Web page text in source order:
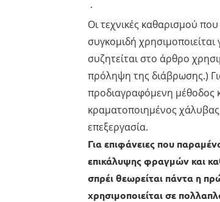
·
Οι τεχνικές καθαρισμού
συγκομιδή
συζητείται στο άρθρο
πρόληψη της διάβρωσης.)
προδιαγραφόμενη μέθοδος
κραματοποιημένος
επεξεργασία.
Για επιφάνειες που
επικάλυψης φραγμών και
σπρέι θεωρείται πάντα η
χρησιμοποιείται σε